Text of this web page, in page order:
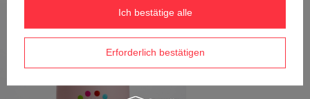
Erforderlich bestätigen
Ich bestätige alle